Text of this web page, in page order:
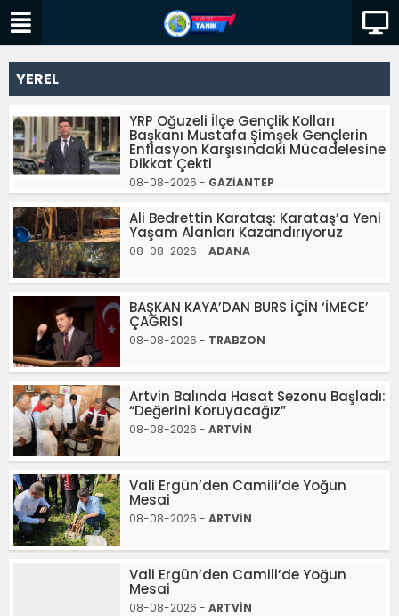
YEREL
YRP Oğuzeli İlçe Gençlik Kolları
Başkanı Mustafa Şimşek Gençlerin
Enflasyon Karşısındaki Mücadelesine
Dikkat Çekti
08-08-2026 - GAZİANTEP
Ali Bedrettin Karataş: Karataş’a Yeni
Yaşam Alanları Kazandırıyoruz
08-08-2026 - ADANA
BAŞKAN KAYA’DAN BURS İÇİN ‘İMECE’
ÇAĞRISI
08-08-2026 - TRABZON
Artvin Balında Hasat Sezonu Başladı:
“Değerini Koruyacağız”
08-08-2026 - ARTVİN
Vali Ergün’den Camili’de Yoğun
Mesai
08-08-2026 - ARTVİN
Vali Ergün’den Camili’de Yoğun
Mesai
08-08-2026 - ARTVİN